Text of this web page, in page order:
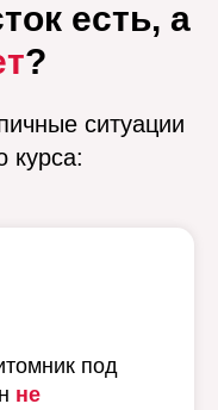
есть, а
?
ситуации
курса:
под
не